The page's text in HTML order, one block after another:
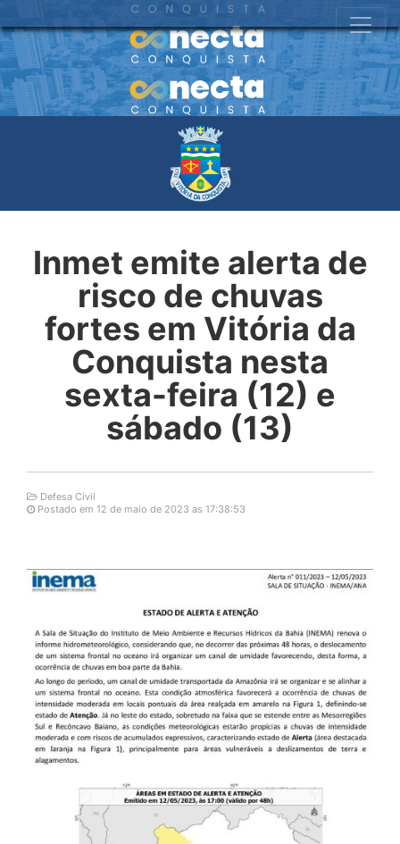
Inmet emite alerta de
risco de chuvas
fortes em Vitória da
Conquista nesta
sexta-feira (12) e
sábado (13)
Defesa Civil
Postado em 12 de maio de 2023 as 17:38:53